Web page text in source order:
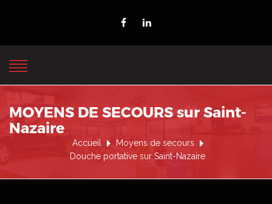
MOYENS DE SECOURS sur Saint-
Nazaire
Accueil
Moyens de secours
Douche portative sur Saint-Nazaire